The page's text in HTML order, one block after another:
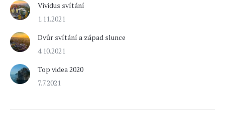
Vividus svítání
1.11.2021
Dvůr svítání a západ slunce
4.10.2021
Top videa 2020
7.7.2021